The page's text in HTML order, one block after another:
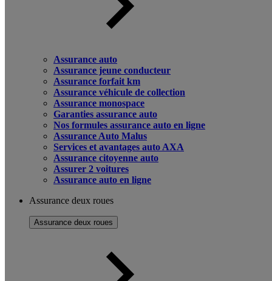
Assurance auto
Assurance jeune conducteur
Assurance forfait km
Assurance véhicule de collection
Assurance monospace
Garanties assurance auto
Nos formules assurance auto en ligne
Assurance Auto Malus
Services et avantages auto AXA
Assurance citoyenne auto
Assurer 2 voitures
Assurance auto en ligne
Assurance deux roues
Assurance deux roues